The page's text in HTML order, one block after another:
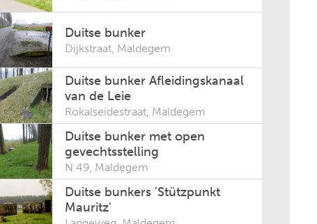
Duitse bunker
Dijkstraat, Maldegem
Duitse bunker Afleidingskanaal
van de Leie
Rokalseidestraat, Maldegem
Duitse bunker met open
gevechtsstelling
N 49, Maldegem
Duitse bunkers 'Stützpunkt
Mauritz'